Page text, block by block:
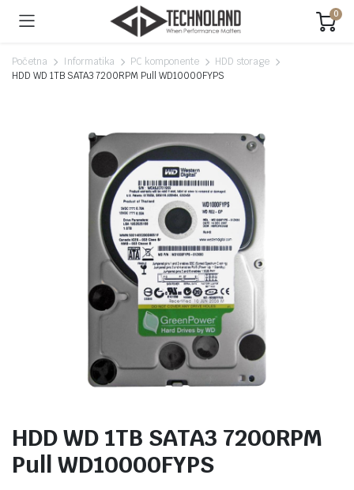
0
Početna Informatika PC komponente
HDD storage
HDD WD 1TB SATA3 7200RPM Pull WD10000FYPS
HDD WD 1TB SATA3 7200RPM
Pull WD10000FYPS